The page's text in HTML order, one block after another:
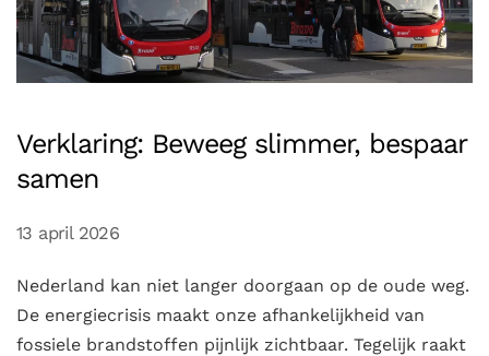
Verklaring: Beweeg slimmer, bespaar
samen
13 april 2026
Nederland kan niet langer doorgaan op de oude weg.
De energiecrisis maakt onze afhankelijkheid van
fossiele brandstoffen pijnlijk zichtbaar. Tegelijk raakt